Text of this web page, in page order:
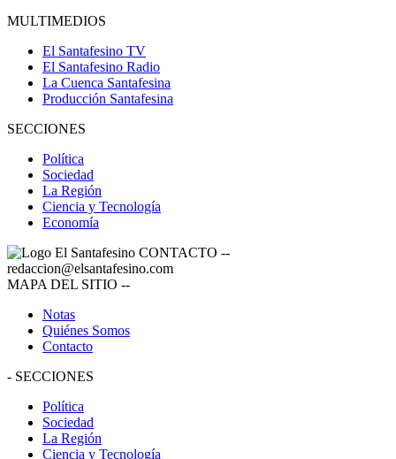
MULTIMEDIOS
El Santafesino TV
El Santafesino Radio
La Cuenca Santafesina
Producción Santafesina
SECCIONES
Política
Sociedad
La Región
Ciencia y Tecnología
Economía
CONTACTO --
redaccion@elsantafesino.com
MAPA DEL SITIO --
Notas
Quiénes Somos
Contacto
- SECCIONES
Política
Sociedad
La Región
Ciencia y Tecnología